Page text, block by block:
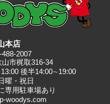
本店
488-2007
山市梶取316-34
後半14:00∼19:00
曜・祝日
専⽤駐⾞場あり
woodys.com